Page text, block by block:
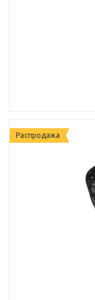
Распродажа